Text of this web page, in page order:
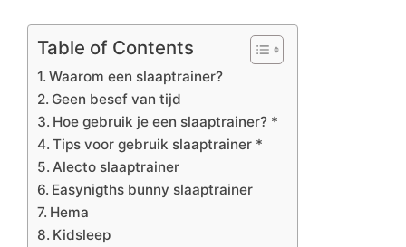
Table of Contents
Waarom een slaaptrainer?
Geen besef van tijd
Hoe gebruik je een slaaptrainer? *
Tips voor gebruik slaaptrainer *
Alecto slaaptrainer
Easynigths bunny slaaptrainer
Hema
Kidsleep